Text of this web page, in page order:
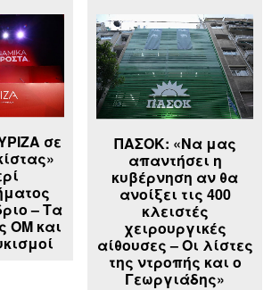
σε
– Τα
ΟΜ και
ΠΑΣΟΚ: «Να μας
απαντήσει η
κυβέρνηση αν θα
ανοίξει τις 400
κλειστές
χειρουργικές
αίθουσες – Οι λίστες
της ντροπής και ο
Γεωργιάδης»